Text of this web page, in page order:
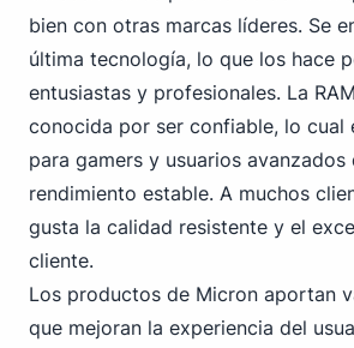
bien con otras marcas líderes. Se
última tecnología, lo que los hace
entusiastas y profesionales. La
conocida por ser confiable, lo cual
para gamers y usuarios avanzados
rendimiento estable. A muchos
gusta la calidad resistente y el
cliente.
Los productos de Micron aportan
que mejoran la experiencia del